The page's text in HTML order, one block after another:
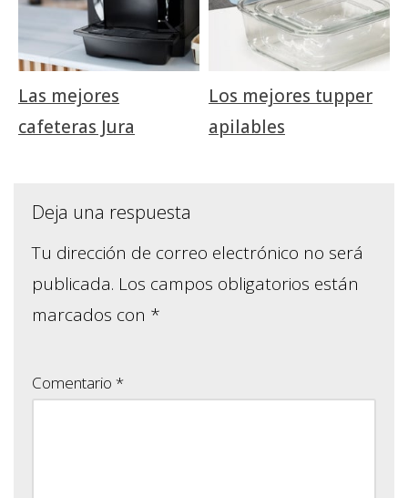
Las mejores
cafeteras Jura
Los mejores tupper
apilables
Deja una respuesta
Tu dirección de correo electrónico no será
publicada. Los campos obligatorios están
marcados con *
Comentario *